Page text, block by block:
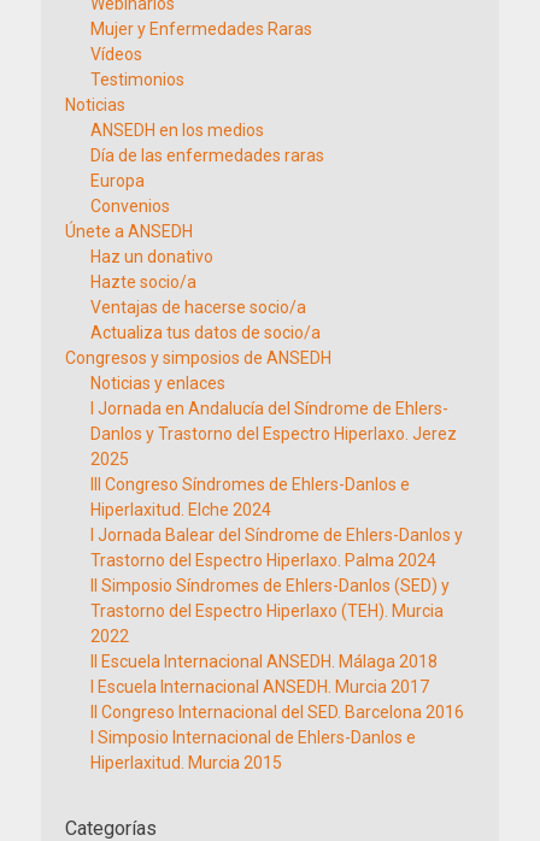
Mujer y Enfermedades Raras
Vídeos
Testimonios
Noticias
ANSEDH en los medios
Día de las enfermedades raras
Europa
Convenios
Únete a ANSEDH
Haz un donativo
Hazte socio/a
Ventajas de hacerse socio/a
Actualiza tus datos de socio/a
Congresos y simposios de ANSEDH
Noticias y enlaces
I Jornada en Andalucía del Síndrome de Ehlers-
Danlos y Trastorno del Espectro Hiperlaxo. Jerez
2025
III Congreso Síndromes de Ehlers-Danlos e
Hiperlaxitud. Elche 2024
I Jornada Balear del Síndrome de Ehlers-Danlos y
Trastorno del Espectro Hiperlaxo. Palma 2024
II Simposio Síndromes de Ehlers-Danlos (SED) y
Trastorno del Espectro Hiperlaxo (TEH). Murcia
2022
II Escuela Internacional ANSEDH. Málaga 2018
I Escuela Internacional ANSEDH. Murcia 2017
II Congreso Internacional del SED. Barcelona 2016
I Simposio Internacional de Ehlers-Danlos e
Hiperlaxitud. Murcia 2015
Categorías